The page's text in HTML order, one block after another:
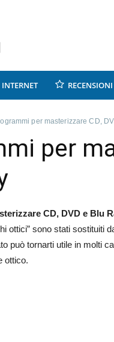
INTERNET RECENSIONI
per masterizzare CD,
per
CD, DVD e Blu
ottici” sono stati sostituiti
può tornarti utile in molti
ottico.